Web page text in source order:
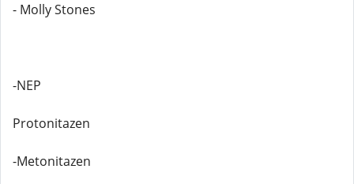
- Molly Stones
-NEP
Protonitazen
-Metonitazen